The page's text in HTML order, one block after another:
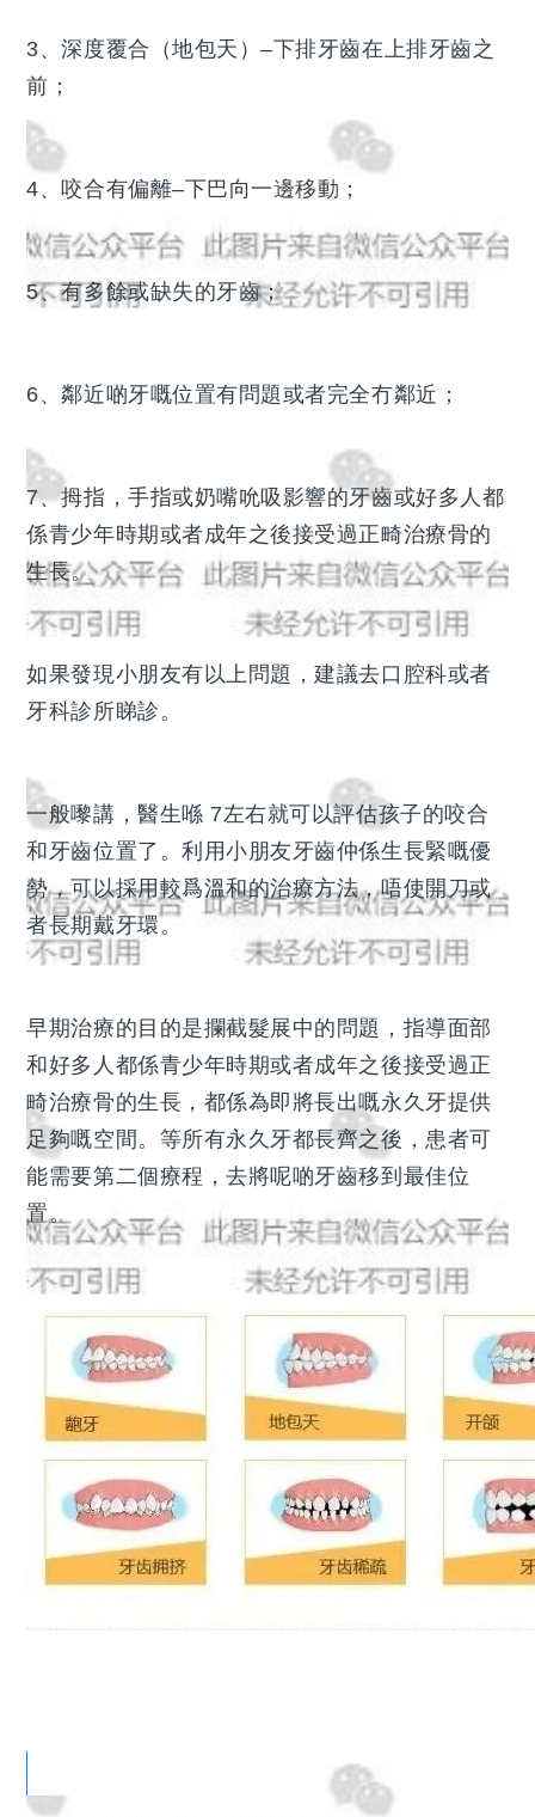
3、深度覆合（地包天）–下排牙齒在上排牙齒之
前；
4、咬合有偏離–下巴向一邊移動；
5、有多餘或缺失的牙齒；
6、鄰近啲牙嘅位置有問題或者完全冇鄰近；
7、拇指，手指或奶嘴吮吸影響的牙齒或好多人都
係青少年時期或者成年之後接受過正畸治療骨的
生長。
如果發現小朋友有以上問題，建議去口腔科或者
牙科診所睇診。
一般嚟講，醫生喺 7左右就可以評估孩子的咬合
和牙齒位置了。利用小朋友牙齒仲係生長緊嘅優
勢，可以採用較爲溫和的治療方法，唔使開刀或
者長期戴牙環。
早期治療的目的是攔截髮展中的問題，指導面部
和好多人都係青少年時期或者成年之後接受過正
畸治療骨的生長，都係為即將長出嘅永久牙提供
足夠嘅空間。等所有永久牙都長齊之後，患者可
能需要第二個療程，去將呢啲牙齒移到最佳位
置。